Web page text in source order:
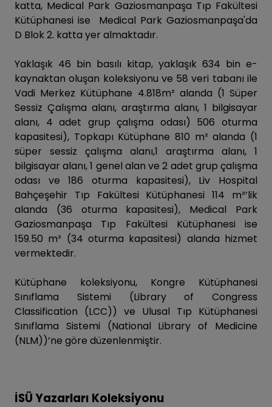
katta, Medical Park Gaziosmanpaşa Tıp Fakültesi
Kütüphanesi ise Medical Park Gaziosmanpaşa'da
D Blok 2. katta yer almaktadır.
Yaklaşık 46 bin basılı kitap, yaklaşık 634 bin e-
kaynaktan oluşan koleksiyonu ve 58 veri tabanı ile
Vadi Merkez Kütüphane 4.818m² alanda (1 Süper
Sessiz Çalışma alanı, araştırma alanı, 1 bilgisayar
alanı, 4 adet grup çalışma odası) 506 oturma
kapasitesi), Topkapı Kütüphane 810 m² alanda (1
süper sessiz çalışma alanı,1 araştırma alanı, 1
bilgisayar alanı, 1 genel alan ve 2 adet grup çalışma
odası ve 186 oturma kapasitesi), Liv Hospital
Bahçeşehir Tıp Fakültesi Kütüphanesi 114 m²’lik
alanda (36 oturma kapasitesi), Medical Park
Gaziosmanpaşa Tıp Fakültesi Kütüphanesi ise
159.50 m² (34 oturma kapasitesi) alanda hizmet
vermektedir.
Kütüphane koleksiyonu, Kongre Kütüphanesi
Sınıflama Sistemi (Library of Congress
Classification (LCC)) ve Ulusal Tıp Kütüphanesi
Sınıflama Sistemi (National Library of Medicine
(NLM))’ne göre düzenlenmiştir.
İSÜ Yazarları Koleksiyonu